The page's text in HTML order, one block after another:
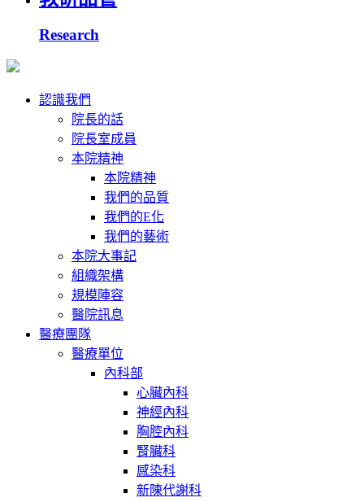
Research
認識我們
院長的話
院長室成員
本院精神
本院精神
我們的品質
我們的E化
我們的藝術
本院大事記
組織架構
規模陣容
醫院訊息
醫療團隊
醫療單位
內科部
心臟內科
神經內科
胸腔內科
腎臟科
感染科
新陳代謝科